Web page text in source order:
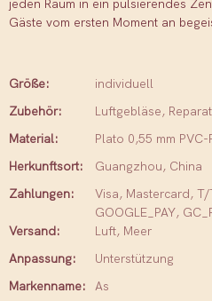
jeden Raum in ein pulsierendes
Gäste vom ersten Moment an
Größe:
individuell
Zubehör:
Luftgebläse,
Material:
Plato 0,55 mm PVC-
Herkunftsort:
Guangzhou, China
Zahlungen:
Visa, Mastercard, T/
GOOGLE_PAY,
Versand:
Luft, Meer
Anpassung:
Unterstützung
Markenname:
As